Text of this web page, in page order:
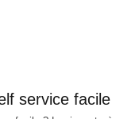
service facile